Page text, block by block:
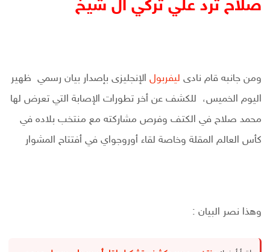
صلاح ترد علي تركي ال شيخ
ومن جانبه قام نادى ليفربول الإنجليزى بإصدار بيان رسمي ظهير
اليوم الخميس، للكشف عن أخر تطورات الإصابة التي تعرض لها
محمد صلاح في الكتف وفرص مشاركته مع منتخب بلاده في
كأس العالم المقلة وخاصة لقاء أوروجواي في أفتتاح المشوار
وهذا نصر البيان :